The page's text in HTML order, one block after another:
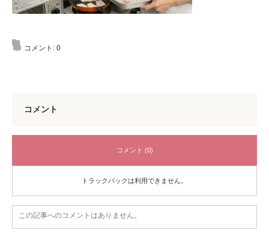
コメント: 0
コメント
コメント (0)
トラックバックは利用できません。
この記事へのコメントはありません。